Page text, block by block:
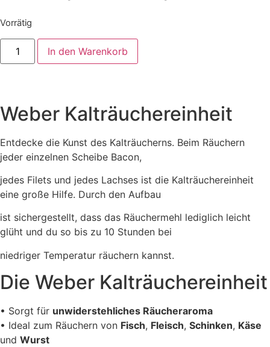
Vorrätig
In den Warenkorb
Weber Kalträuchereinheit
Entdecke die Kunst des Kalträucherns. Beim Räuchern
jeder einzelnen Scheibe Bacon,
jedes Filets und jedes Lachses ist die Kalträuchereinheit
eine große Hilfe. Durch den Aufbau
ist sichergestellt, dass das Räuchermehl lediglich leicht
glüht und du so bis zu 10 Stunden bei
niedriger Temperatur räuchern kannst.
Die Weber Kalträuchereinheit
• Sorgt für unwiderstehliches Räucheraroma
• Ideal zum Räuchern von Fisch, Fleisch, Schinken, Käse
und Wurst